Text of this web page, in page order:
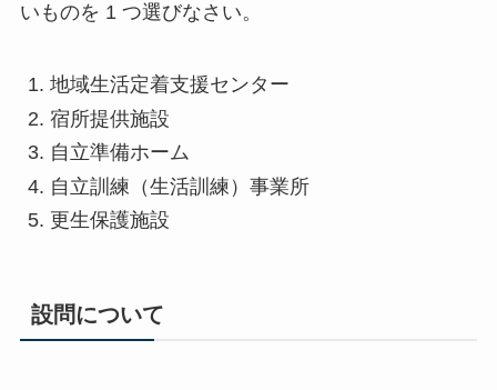
いものを 1 つ選びなさい。
地域生活定着支援センター
宿所提供施設
自立準備ホーム
自立訓練（生活訓練）事業所
更生保護施設
設問について